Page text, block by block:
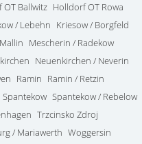
OT Ballwitz Holldorf OT Rowa
/ Lebehn Kriesow / Borgfeld
Mallin Mescherin / Radekow
Neuenkirchen / Neverin
Ramin Ramin / Retzin
Spantekow Spantekow / Rebelow
Trzcinsko Zdroj
/ Mariawerth Woggersin